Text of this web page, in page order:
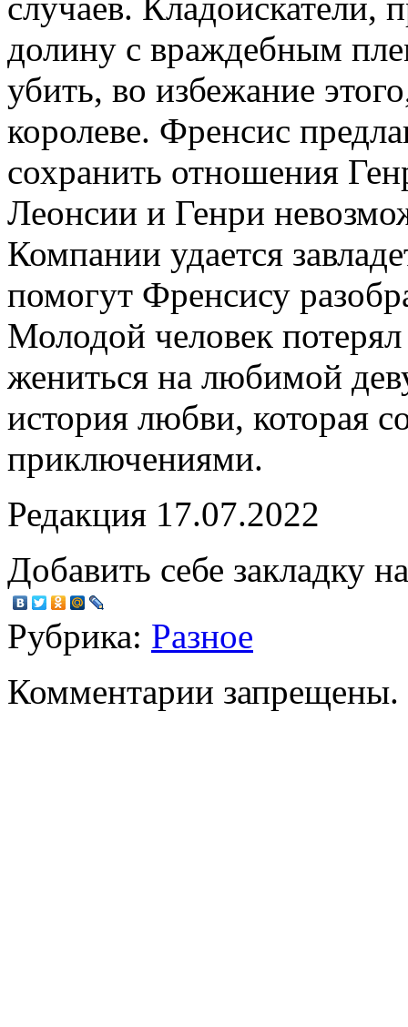
долину с враждебным
убить, во избежание
королеве. Френсис
сохранить отношения
Леонсии и Генри
Компании удается
помогут Френсису
Молодой человек
жениться на любимой
история любви, которая
приключениями.
Редакция 17.07.2022
Добавить себе закладку
Рубрика: Разное
Комментарии запрещены.